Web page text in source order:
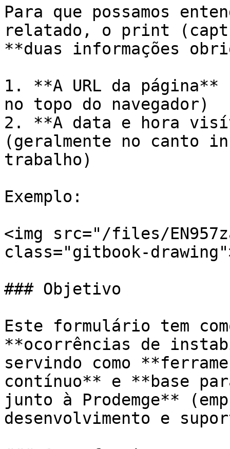
Para que possamos
relatado, o print
**duas informações
1. **A URL da página**
no topo do navegador)
2. **A data e hora
(geralmente no canto
trabalho)
Exemplo:
<img src="/files/
class="gitbook-
### Objetivo
Este formulário tem
**ocorrências de
servindo como
contínuo** e **base
junto à Prodemge**
desenvolvimento e